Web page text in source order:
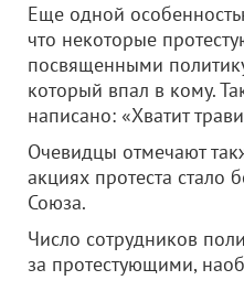
Еще одной
что некоторые
посвященными
который впал в кому.
написано: «Хватит
Очевидцы отмечают
акциях протеста стало
Союза.
Число сотрудников
за протестующими,